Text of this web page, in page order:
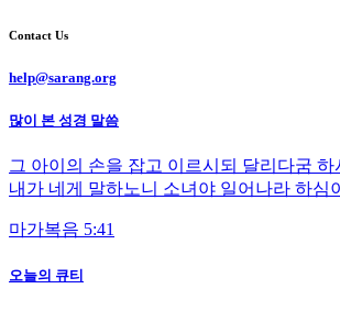
Contact Us
help@sarang.org
많이 본 성경 말씀
그 아이의 손을 잡고 이르시되 달리다굼
내가 네게 말하노니 소녀야 일어나라 하심
마가복음 5:41
오늘의 큐티